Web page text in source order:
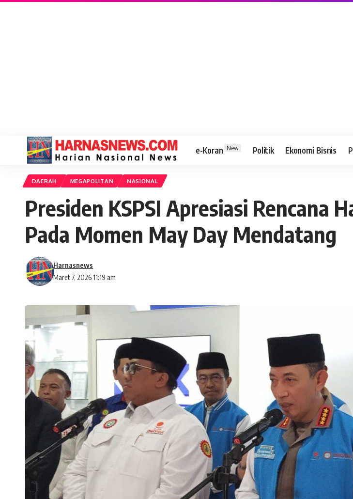
e-Koran New Politik Ekonomi Bisnis
DAERAH MEGAPOLITAN NASIONAL
Presiden KSPSI Apresiasi Rencana
Pada Momen May Day Mendatang
Maret 7, 2026 11:19 am
Harnasnews